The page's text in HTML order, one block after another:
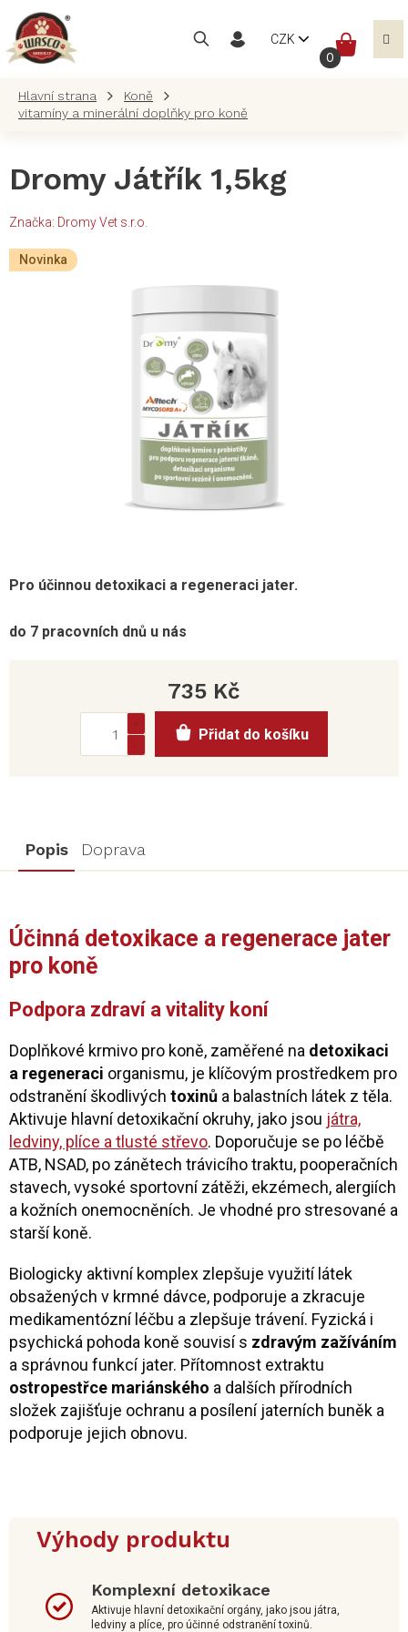
obsah
CZK
Koně
vitamíny a minerální doplňky pro koně
Dromy Játřík 1,5kg
Značka: Dromy Vet s.r.o.
Novinka
do 7 pracovních dnů u nás
Pro účinnou detoxikaci a regeneraci jater.
735 Kč
cena:
Přidat do košíku
Popis Doprava
Účinná detoxikace a regenerace jater
pro koně
Podpora zdraví a vitality koní
Doplňkové krmivo pro koně, zaměřené na detoxikaci
a regeneraci organismu, je klíčovým prostředkem pro
odstranění škodlivých toxinů a balastních látek z těla.
Aktivuje hlavní detoxikační okruhy, jako jsou játra,
ledviny, plíce a tlusté střevo. Doporučuje se po léčbě
ATB, NSAD, po zánětech trávicího traktu, pooperačních
stavech, vysoké sportovní zátěži, ekzémech, alergiích
a kožních onemocněních. Je vhodné pro stresované a
starší koně.
Biologicky aktivní komplex zlepšuje využití látek
obsažených v krmné dávce, podporuje a zkracuje
medikamentózní léčbu a zlepšuje trávení. Fyzická i
psychická pohoda koně souvisí s zdravým zažíváním
a správnou funkcí jater. Přítomnost extraktu
ostropestřce mariánského a dalších přírodních
složek zajišťuje ochranu a posílení jaterních buněk a
podporuje jejich obnovu.
Výhody produktu
Komplexní detoxikace
Aktivuje hlavní detoxikační orgány, jako jsou játra,
ledviny a plíce, pro účinné odstranění toxinů.